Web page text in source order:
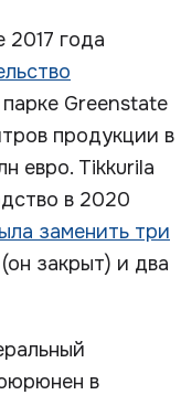
года
Greenstate
продукции в
евро. Tikkurila
в 2020
заменить три
закрыт) и два
в